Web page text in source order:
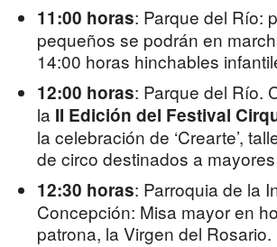
11:00 horas: Parque del Río:
pequeños se podrán en
14:00 horas hinchables
12:00 horas: Parque del Río.
la II Edición del Festival
la celebración de ‘Crearte’,
de circo destinados a
12:30 horas: Parroquia de la
Concepción: Misa mayor en
patrona, la Virgen del Rosario.